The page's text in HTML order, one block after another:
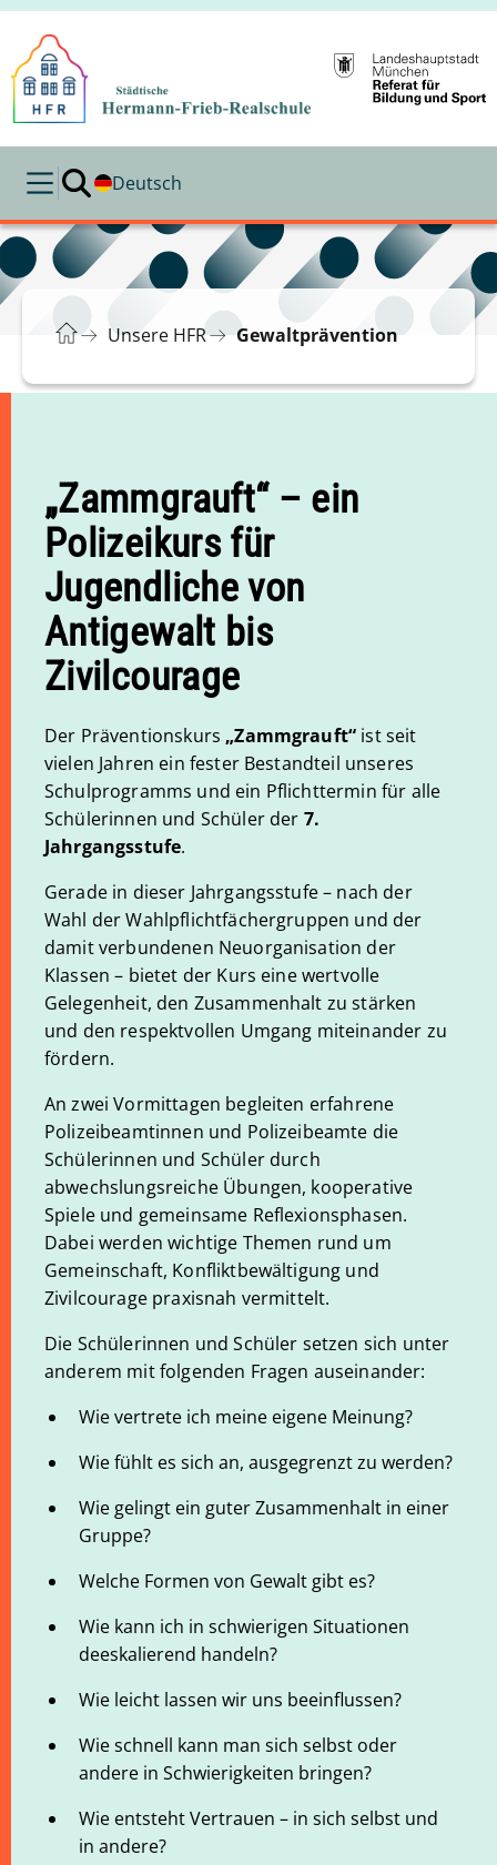
Deutsch
Unsere HFR Gewaltprävention
„Zammgrauft“ – ein
Polizeikurs für
Jugendliche von
Antigewalt bis
Zivilcourage
Der Präventionskurs „Zammgrauft“ ist seit
vielen Jahren ein fester Bestandteil unseres
Schulprogramms und ein Pflichttermin für alle
Schülerinnen und Schüler der 7.
Jahrgangsstufe.
Gerade in dieser Jahrgangsstufe – nach der
Wahl der Wahlpflichtfächergruppen und der
damit verbundenen Neuorganisation der
Klassen – bietet der Kurs eine wertvolle
Gelegenheit, den Zusammenhalt zu stärken
und den respektvollen Umgang miteinander zu
fördern.
An zwei Vormittagen begleiten erfahrene
Polizeibeamtinnen und Polizeibeamte die
Schülerinnen und Schüler durch
abwechslungsreiche Übungen, kooperative
Spiele und gemeinsame Reflexionsphasen.
Dabei werden wichtige Themen rund um
Gemeinschaft, Konfliktbewältigung und
Zivilcourage praxisnah vermittelt.
Die Schülerinnen und Schüler setzen sich unter
anderem mit folgenden Fragen auseinander:
Wie vertrete ich meine eigene Meinung?
Wie fühlt es sich an, ausgegrenzt zu werden?
Wie gelingt ein guter Zusammenhalt in einer
Gruppe?
Welche Formen von Gewalt gibt es?
Wie kann ich in schwierigen Situationen
deeskalierend handeln?
Wie leicht lassen wir uns beeinflussen?
Wie schnell kann man sich selbst oder
andere in Schwierigkeiten bringen?
Wie entsteht Vertrauen – in sich selbst und
in andere?